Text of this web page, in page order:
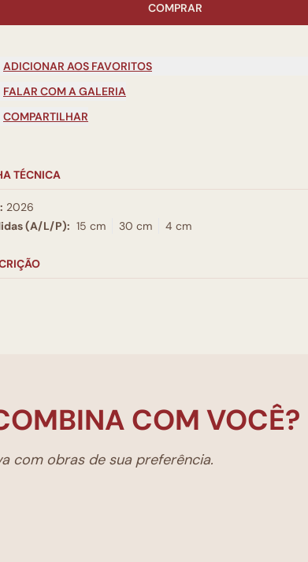
COMPRAR
ADICIONAR AOS FAVORITOS
FALAR COM A GALERIA
COMPARTILHAR
TÉCNICA
2026
(A/L/P): 15 cm 30 cm 4 cm
COM VOCÊ?
com obras de sua preferência.